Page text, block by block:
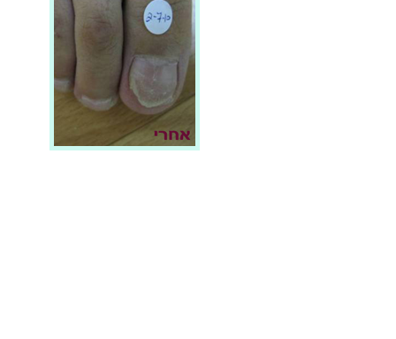
ממליצים - פדיקור רפואי
תודה על היחס הטיפול והמקצועיות,
הבאתם אותי למקום אחר מבחינת
היחס לטיפול ברגליים....
ממליצים - טיפול בפטרת
ציפורנים
...עזרתם לי להיפטר מהפטרת שלי.
המשיכו כך. יישר כח!